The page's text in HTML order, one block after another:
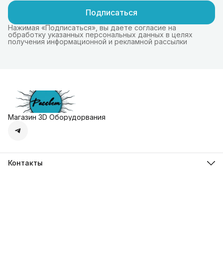
Подписаться
Нажимая «Подписаться», вы даете согласие на
обработку указанных персональных данных в целях
получения информационной и рекламной рассылки
Магазин 3D Оборудорвания
Контакты